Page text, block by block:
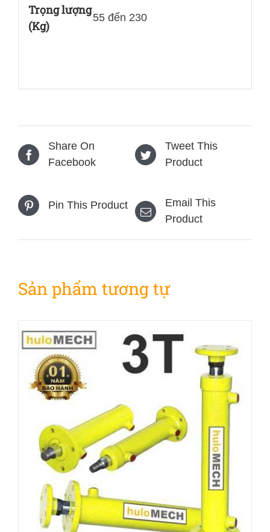
Trọng lượng
(Kg)
55 đến 230
Share On
Facebook
Tweet This
Product
Pin This Product
Email This
Product
Sản phẩm tương tự